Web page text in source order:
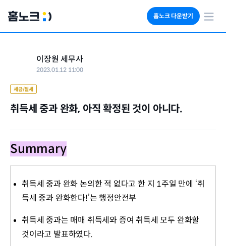
홈노크 다운받기
이장원 세무사
2023.01.12 11:00
세금/절세
취득세 중과 완화, 아직 확정된 것이 아니다.
Summary
취득세 중과 완화 논의한 적 없다고 한 지 1주일 만에 ‘취
득세 중과 완화한다!’는 행정안전부
취득세 중과는 매매 취득세와 증여 취득세 모두 완화할
것이라고 발표하였다.